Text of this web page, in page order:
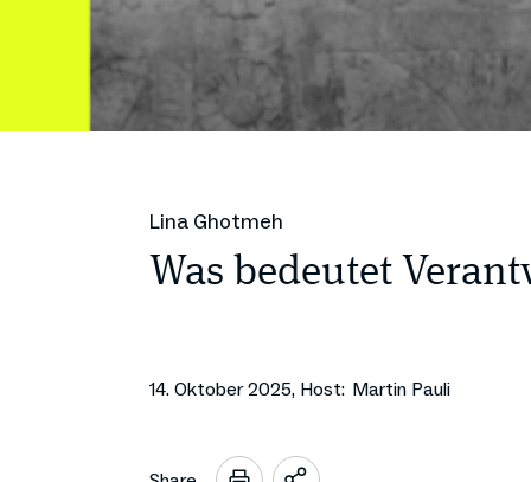
Lina Ghotmeh
Was bedeutet
14. Oktober 2025, Host: Martin Pauli